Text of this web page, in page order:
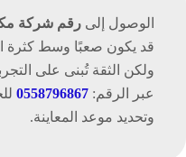
الوصول إلى رقم شركة
قد يكون صعبًا وسط كثرة
ولكن الثقة تُبنى على
عبر الرقم: 0558796867
وتحديد موعد المعاينة.